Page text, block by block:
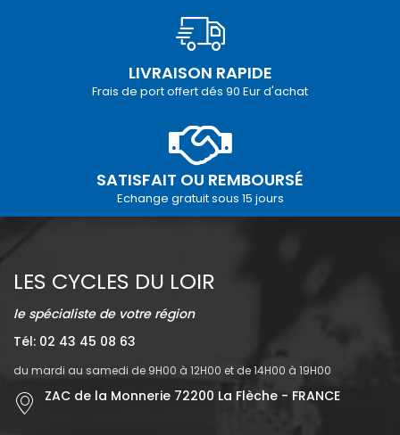
LIVRAISON RAPIDE
Frais de port offert dés 90 Eur d'achat
SATISFAIT OU REMBOURSÉ
Echange gratuit sous 15 jours
LES CYCLES DU LOIR
le spécialiste de votre région
Tél: 02 43 45 08 63
du mardi au samedi de 9H00 à 12H00 et de 14H00 à 19H00
ZAC de la Monnerie 72200 La Flèche - FRANCE